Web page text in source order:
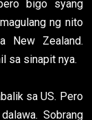
bigo syang
ng nito
New Zealand.
sa sinapit nya.
sa US. Pero
Sobrang